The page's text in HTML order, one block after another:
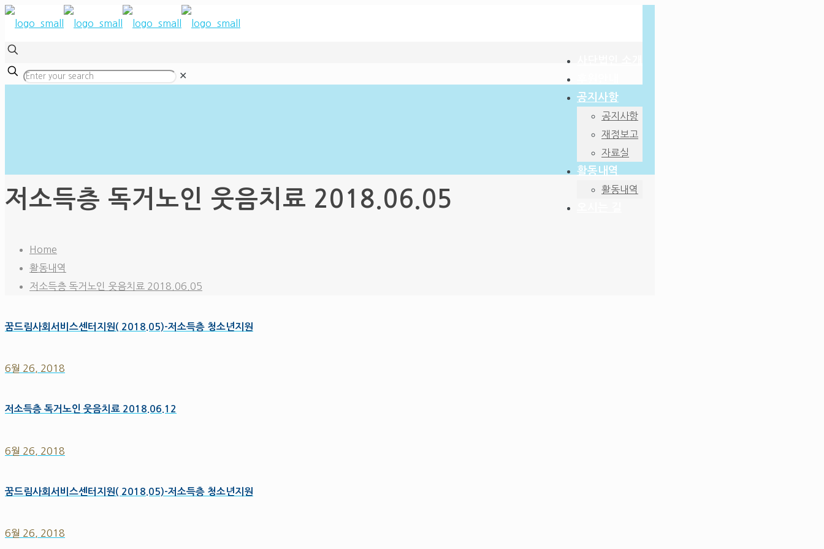
공지사항
공지사항
재정보고
자료실
활동내역
활동내역
✕
저소득층 독거노인 웃음치료 2018.06.05
Home
활동내역
저소득층 독거노인 웃음치료 2018.06.05
꿈드림사회서비스센터지원( 2018.05)-저소득층 청소년지원
6월 26, 2018
저소득층 독거노인 웃음치료 2018.06.12
6월 26, 2018
꿈드림사회서비스센터지원( 2018.05)-저소득층 청소년지원
6월 26, 2018